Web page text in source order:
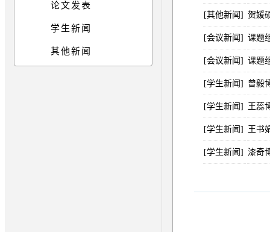
论文发表
学生新闻
其他新闻
[其他新闻] 贺媛
[会议新闻] 课题
[会议新闻] 课题
[学生新闻] 曾毅
[学生新闻] 王蕊
[学生新闻] 王书
[学生新闻] 漆奇